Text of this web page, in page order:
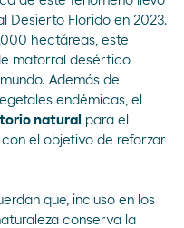
Desierto Florido en 2023.
hectáreas, este
matorral desértico
Además de
endémicas, el
natural para el
el objetivo de reforzar
que, incluso en los
conserva la